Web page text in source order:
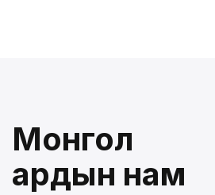
Монгол
ардын нам